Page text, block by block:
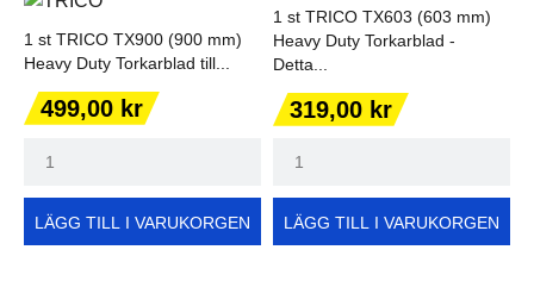
1 st TRICO TX900 (900 mm)
Heavy Duty Torkarblad till...
Pris
499,00 kr
LÄGG TILL I VARUKORGEN
1 st TRICO TX603 (603 mm)
Heavy Duty Torkarblad -
Detta...
Pris
319,00 kr
LÄGG TILL I VARUKORGEN